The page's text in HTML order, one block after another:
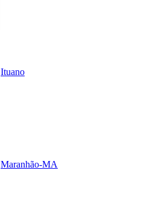
Ituano
Maranhão-MA